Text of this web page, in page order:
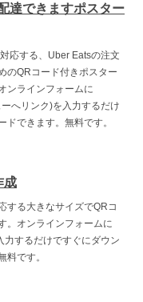
達できますポスター
応する、Uber Eatsの注文
のQRコード付きポスター
ンラインフォームに
へリンク)を入力するだけ
ドできます。無料です。
成
する大きなサイズでQRコ
。オンラインフォームに
力するだけですぐにダウン
料です。